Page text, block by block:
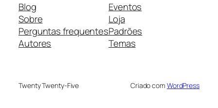
Blog
Sobre
Perguntas frequentes
Autores
Eventos
Loja
Padrões
Temas
Twenty Twenty-Five Criado com WordPress